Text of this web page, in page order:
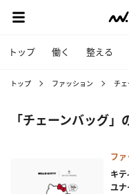
トップ 働く 整える
トップ ファッション チ
「チェーンバッグ」
フ
キ
ユナ